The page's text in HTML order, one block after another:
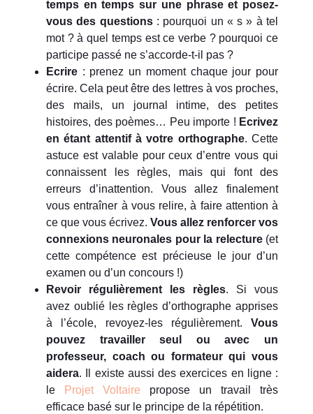
temps en temps sur une phrase et posez-
vous des questions: pourquoi un « s » à tel
mot ? à quel temps est ce verbe ? pourquoi ce
participe passé ne s’accorde-t-il pas ?
Ecrire : prenez un moment chaque jour pour
écrire. Cela peut être des lettres à vos proches,
des mails, un journal intime, des petites
histoires, des poèmes… Peu importe ! Ecrivez
en étant attentif à votre orthographe. Cette
astuce est valable pour ceux d’entre vous qui
connaissent les règles, mais qui font des
erreurs d’inattention. Vous allez finalement
vous entraîner à vous relire, à faire attention à
ce que vous écrivez. Vous allez renforcer vos
connexions neuronales pour la relecture(et
cette compétence est précieuse le jour d’un
examen ou d’un concours !)
Revoir régulièrement les règles. Si vous
avez oublié les règles d’orthographe apprises
à l’école, revoyez-les régulièrement. Vous
pouvez travailler seul ou avec un
professeur, coach ou formateur qui vous
aidera. Il existe aussi des exercices en ligne :
le
Projet Voltaire propose un travail très
efficace basé sur le principe de la répétition.